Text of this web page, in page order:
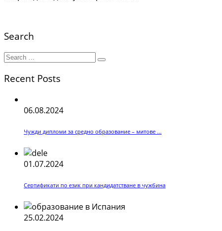
Search
Recent Posts
06.08.2024
Чужди дипломи за средно образование – митове ...
01.07.2024
Сертификати по език при кандидатстване в чужбина
25.02.2024